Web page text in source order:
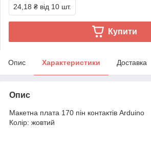
24,18 ₴ від 10 шт.
Купити
Опис Характеристики Доставка
Опис
Макетна плата 170 пін контактів Arduino
Колір: жовтий